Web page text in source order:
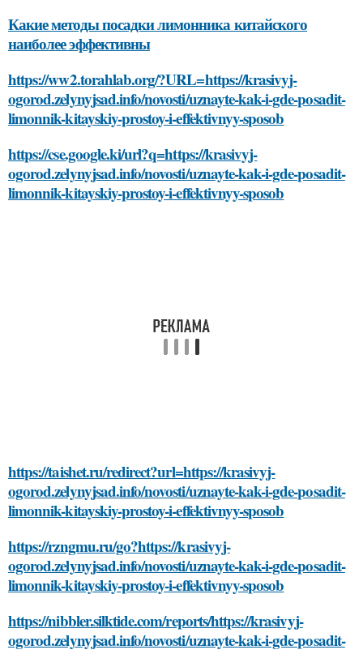
Какие методы посадки лимонника китайского
наиболее эффективны
https://ww2.torahlab.org/?URL=https://krasivyj-
ogorod.zelynyjsad.info/novosti/uznayte-kak-i-gde-posadit-
limonnik-kitayskiy-prostoy-i-effektivnyy-sposob
https://cse.google.ki/url?q=https://krasivyj-
ogorod.zelynyjsad.info/novosti/uznayte-kak-i-gde-posadit-
limonnik-kitayskiy-prostoy-i-effektivnyy-sposob
https://taishet.ru/redirect?url=https://krasivyj-
ogorod.zelynyjsad.info/novosti/uznayte-kak-i-gde-posadit-
limonnik-kitayskiy-prostoy-i-effektivnyy-sposob
https://rzngmu.ru/go?https://krasivyj-
ogorod.zelynyjsad.info/novosti/uznayte-kak-i-gde-posadit-
limonnik-kitayskiy-prostoy-i-effektivnyy-sposob
https://nibbler.silktide.com/reports/https://krasivyj-
ogorod.zelynyjsad.info/novosti/uznayte-kak-i-gde-posadit-